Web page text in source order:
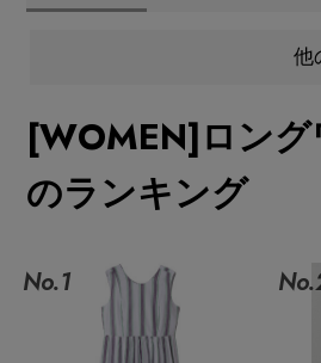
ブランド
最旬！トレンドワード
【予約】新作ウェアをチェッ
【Tシャツ】デイリーに活躍
アイテム一覧
いち早くお届けします。
ご登録はこちら
ご利用ガイド
他
[WOMEN]ロング
のランキング
No.1